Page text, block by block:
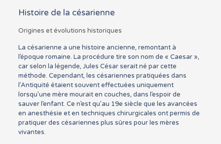
Histoire de la césarienne
Origines et évolutions historiques
La césarienne a une histoire ancienne, remontant à
l’époque romaine. La procédure tire son nom de « Caesar »,
car selon la légende, Jules César serait né par cette
méthode. Cependant, les césariennes pratiquées dans
l’Antiquité étaient souvent effectuées uniquement
lorsqu’une mère mourait en couches, dans l’espoir de
sauver l’enfant. Ce n’est qu’au 19e siècle que les avancées
en anesthésie et en techniques chirurgicales ont permis de
pratiquer des césariennes plus sûres pour les mères
vivantes.